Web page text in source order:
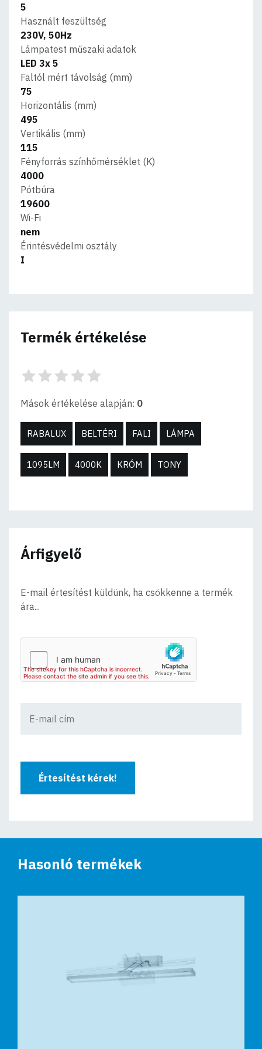
5
Használt feszültség
230V, 50Hz
Lámpatest műszaki adatok
LED 3x 5
Faltól mért távolság (mm)
75
Horizontális (mm)
495
Vertikális (mm)
115
Fényforrás színhőmérséklet (K)
4000
Pótbúra
19600
Wi-Fi
nem
Érintésvédelmi osztály
I
Termék értékelése
Mások értékelése alapján: 0
RABALUX BELTÉRI FALI LÁMPA
1095LM 4000K KRÓM TONY
Árfigyelő
E-mail értesítést küldünk, ha csökkenne a termék
ára...
Értesítést kérek!
Hasonló termékek